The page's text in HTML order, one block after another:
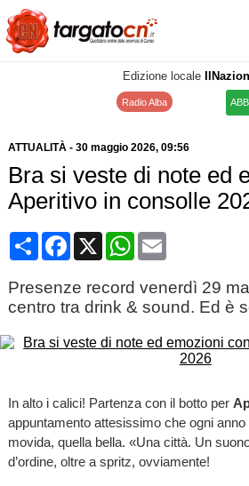
Edizione locale
Radio Alba
ATTUALITÀ- 30 maggio 2026, 09:56
Bra si veste di note ed
Aperitivo in consolle
CondividiFacebook
X WhatsApp
Email
Presenze record venerdì 29
centro tra drink & sound. Ed è
In alto i calici! Partenza con il botto per
appuntamento attesissimo che ogni
movida, quella bella. «Una città. Un
d’ordine, oltre a spritz, ovviamente!